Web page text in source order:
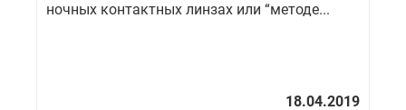
ночных контактных линзах или “методе...